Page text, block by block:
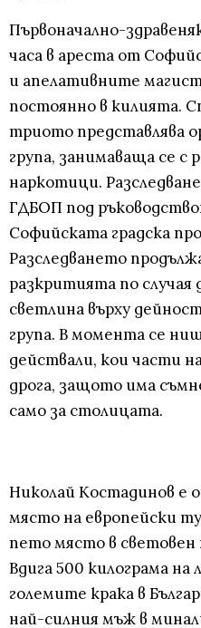
Първоначално-
часа в ареста от
и апелативните
постоянно в килията.
триото представлява
група, занимаваща се с
наркотици.
ГДБОП под
Софийската градска
Разследването
разкритията по случая
светлина върху
група. В момента се
действали, кои части
дрога, защото има
само за столицата.
Николай Костадинов
място на европейски
пето място в
Вдига 500 килограма на
големите крака в
най-силния мъж в